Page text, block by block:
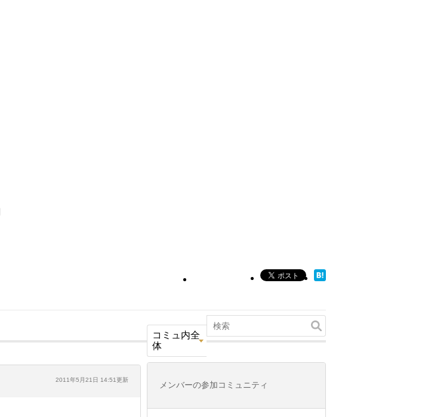
コミュ内全
体
2011年5月21日 14:51更新
メンバーの参加コミュニティ